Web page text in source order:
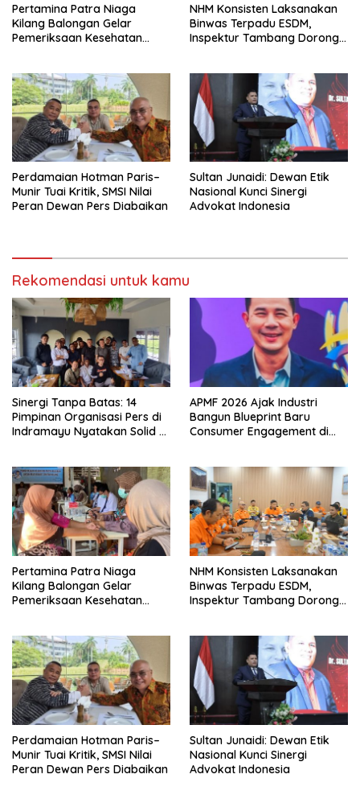
Pertamina Patra Niaga
Kilang Balongan Gelar
Pemeriksaan Kesehatan
NHM Konsisten Laksanakan
Binwas Terpadu ESDM,
Inspektur Tambang Dorong
Perdamaian Hotman Paris–
Munir Tuai Kritik, SMSI Nilai
Peran Dewan Pers Diabaikan
Sultan Junaidi: Dewan Etik
Nasional Kunci Sinergi
Advokat Indonesia
Rekomendasi untuk kamu
Sinergi Tanpa Batas: 14
Pimpinan Organisasi Pers di
Indramayu Nyatakan Solid di
APMF 2026 Ajak Industri
Bangun Blueprint Baru
Consumer Engagement di
Perilaku Konsumen
Pertamina Patra Niaga
Kilang Balongan Gelar
Pemeriksaan Kesehatan
NHM Konsisten Laksanakan
Binwas Terpadu ESDM,
Inspektur Tambang Dorong
Perdamaian Hotman Paris–
Munir Tuai Kritik, SMSI Nilai
Peran Dewan Pers Diabaikan
Sultan Junaidi: Dewan Etik
Nasional Kunci Sinergi
Advokat Indonesia